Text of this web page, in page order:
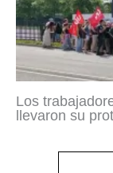
Los
llevaron su